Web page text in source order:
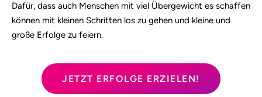
Dafür, dass auch Menschen mit viel Übergewicht es schaffen
können mit kleinen Schritten los zu gehen und kleine und
große Erfolge zu feiern.
JETZT ERFOLGE ERZIELEN!